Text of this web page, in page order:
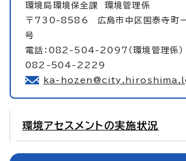
環境局環境保全課 環境管理係
〒730-8586 広島市中区国泰寺町
号
電話：082-504-2097（環境管理係）
082-504-2229
ka-
環境アセスメントの実施状況